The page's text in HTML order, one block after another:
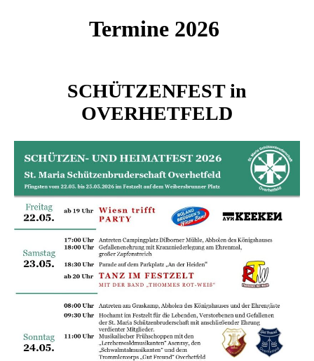
Termine 2026
SCHÜTZENFEST in
OVERHETFELD